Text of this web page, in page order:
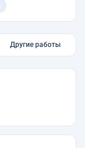
Другие работы